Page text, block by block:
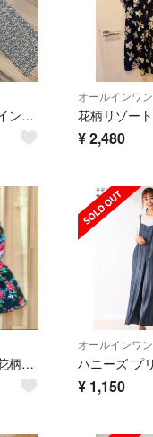
ハニーズ オールインワン 花柄
オールインワン
¥2,480
花柄ワンピース 花柄オールインワン セットアップ サロペット ショートパンツ
オールインワン
¥ 1,150